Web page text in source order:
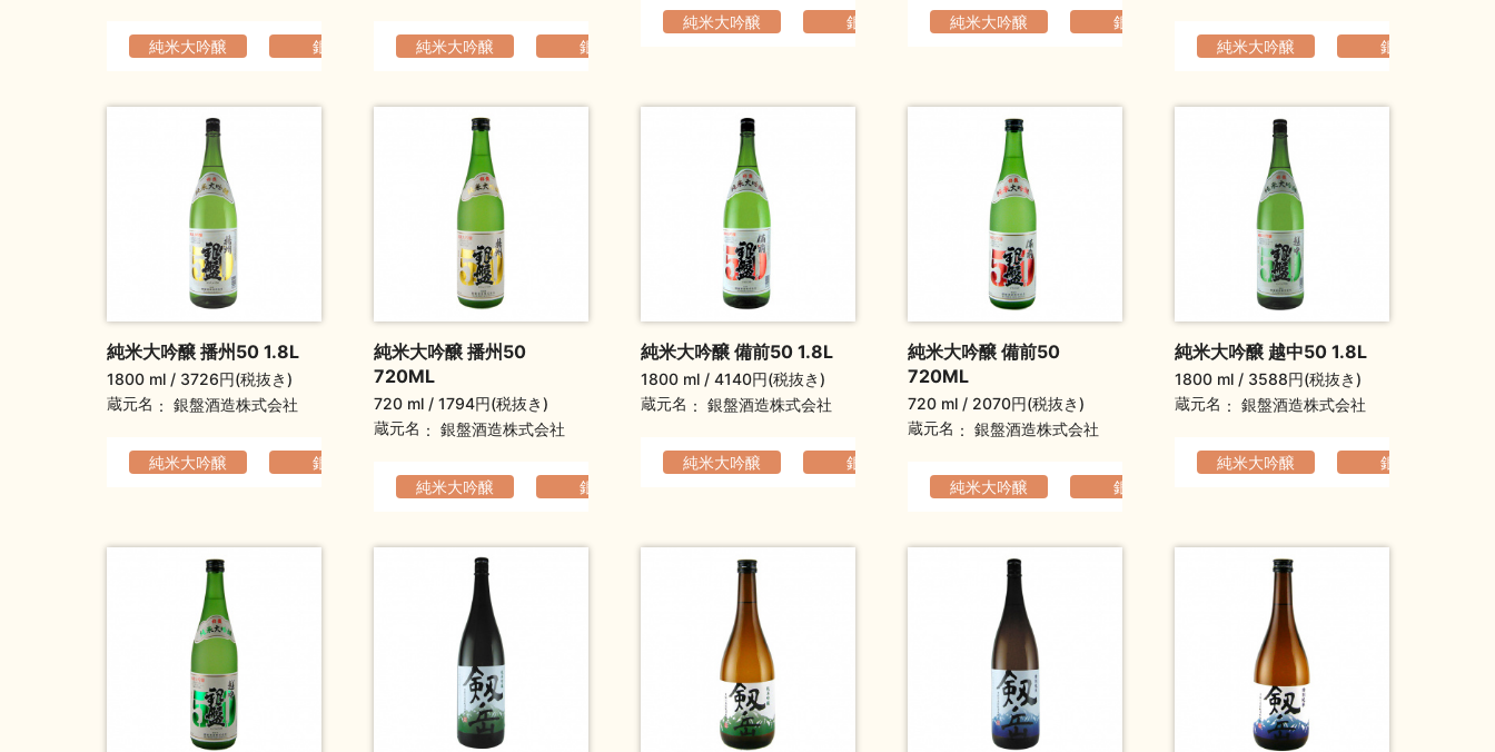
純米大吟醸 銀盤 軽快でなめらか
純米大吟醸 銀盤
純米大吟醸 銀盤 軽快でなめらか
純米大吟醸 銀盤
純米大吟醸 銀盤
純米大吟醸 播州50 1.8L
1800 ml
3726円(税抜き)
蔵元名
銀盤酒造株式会社
純米大吟醸 銀盤
純米大吟醸 播州50
720ML
720 ml
1794円(税抜き)
蔵元名
銀盤酒造株式会社
純米大吟醸 銀盤
純米大吟醸 備前50 1.8L
1800 ml
4140円(税抜き)
蔵元名
銀盤酒造株式会社
純米大吟醸 銀盤
純米大吟醸 備前50
720ML
720 ml
2070円(税抜き)
蔵元名
銀盤酒造株式会社
純米大吟醸 銀盤
純米大吟醸 越中50 1.8L
1800 ml
3588円(税抜き)
蔵元名
銀盤酒造株式会社
純米大吟醸 銀盤